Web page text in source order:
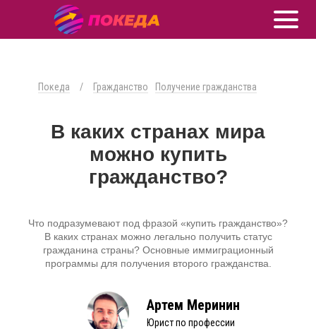
Покеда / Гражданство Получение гражданства
В каких странах мира
можно купить
гражданство?
Что подразумевают под фразой «купить гражданство»?
В каких странах можно легально получить статус
гражданина страны? Основные иммиграционный
программы для получения второго гражданства.
Артем Меринин
Юрист по профессии